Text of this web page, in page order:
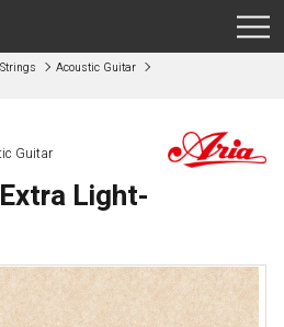
Strings
Acoustic Guitar
Guitar
Light-